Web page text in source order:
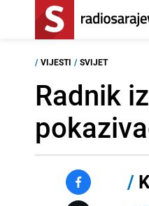
/ VIJESTI / SVIJET
Radnik
/